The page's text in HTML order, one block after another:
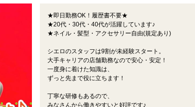
★即日勤務OK！履歴書不要★
★20代・30代・40代が活躍しています♪
★ネイル・髪型・アクセサリー自由(規定あり)
シエロのスタッフは9割が未経験スタート。
大手キャリアの店舗勤務なので安心・安定！
一度身に着けた知識は、
ずっと先まで役に立ちます！
丁寧な研修もあるので、
みなさんから働きやすいと好評です♪